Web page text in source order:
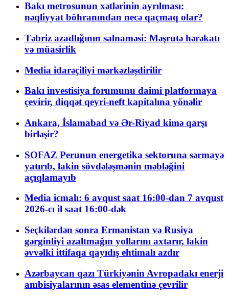
Bakı metrosunun xətlərinin ayrılması:
nəqliyyat böhranından necə qaçmaq olar?
Təbriz azadlığının salnaməsi: Məşrutə hərəkatı
və müasirlik
Media idarəçiliyi mərkəzləşdirilir
Bakı investisiya forumunu daimi platformaya
çevirir, diqqət qeyri-neft kapitalına yönəlir
Ankara, İslamabad və Ər-Riyad kimə qarşı
birləşir?
SOFAZ Perunun energetika sektoruna sərmayə
yatırıb, lakin sövdələşmənin məbləğini
açıqlamayıb
Media icmalı: 6 avqust saat 16:00-dan 7 avqust
2026-cı il saat 16:00-dək
Seçkilərdən sonra Ermənistan və Rusiya
gərginliyi azaltmağın yollarını axtarır, lakin
əvvəlki ittifaqa qayıdış ehtimalı azdır
Azərbaycan qazı Türkiyənin Avropadakı enerji
ambisiyalarının əsas elementinə çevrilir